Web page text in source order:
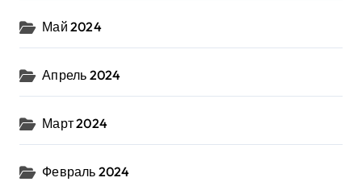
Май 2024
Апрель 2024
Март 2024
Февраль 2024